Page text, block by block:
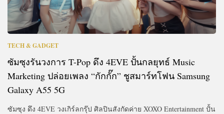
TECH & GADGET
ซัมซุงรันวงการ T-Pop ดึง 4EVE ปั้นกลยุทธ์ Music
Marketing ปล่อยเพลง “กักกั๊ก” ชูสมาร์ทโฟน Samsung
Galaxy A55 5G
ซัมซุง ดึง 4EVE วงเกิร์ลกรุ๊ป ศิลปินสังกัดค่าย XOXO Entertainment ปั้น